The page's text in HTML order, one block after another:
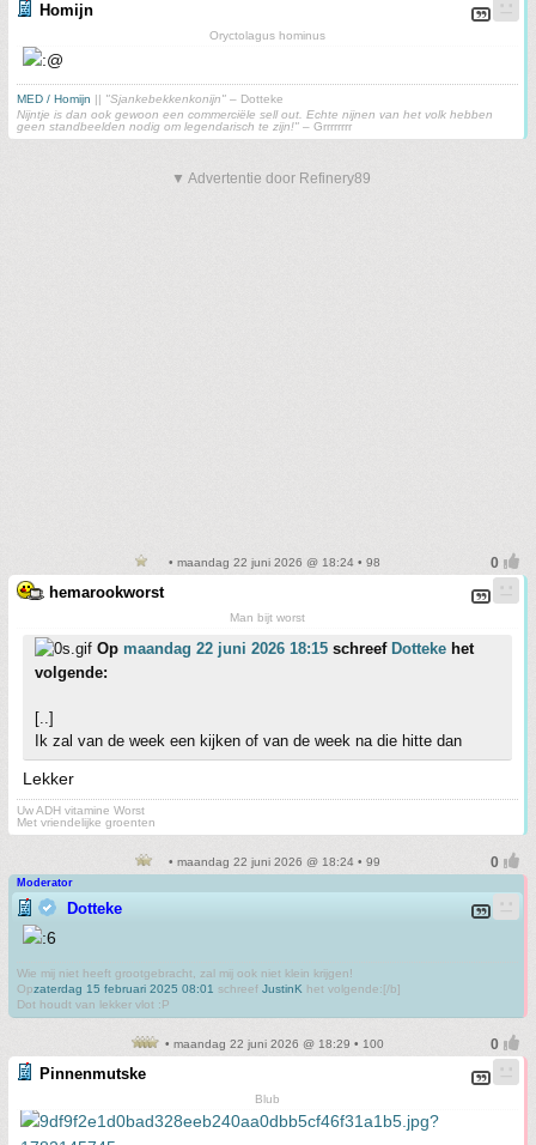
Homijn
Oryctolagus hominus
MED / Homijn || "Sjankebekkenkonijn" – Dotteke
Nijntje is dan ook gewoon een commerciële sell out. Echte nijnen van het volk hebben
geen standbeelden nodig om legendarisch te zijn!" – Grrrrrrrr
▼ Advertentie door Refinery89
• maandag 22 juni 2026 @ 18:24 • 98
hemarookworst
Man bijt worst
Op maandag 22 juni 2026 18:15 schreef Dotteke het
volgende:
[..]
Ik zal van de week een kijken of van de week na die hitte dan
Lekker
Uw ADH vitamine Worst
Met vriendelijke groenten
• maandag 22 juni 2026 @ 18:24 • 99
Moderator
Dotteke
Wie mij niet heeft grootgebracht, zal mij ook niet klein krijgen!
Opzaterdag 15 februari 2025 08:01 schreef JustinK het volgende:[/b]
Dot houdt van lekker vlot :P
• maandag 22 juni 2026 @ 18:29 • 100
Pinnenmutske
Blub